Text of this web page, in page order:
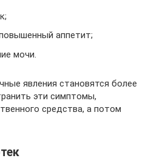
аппетит;
мочи.
явления становятся более
эти симптомы,
средства, а потом